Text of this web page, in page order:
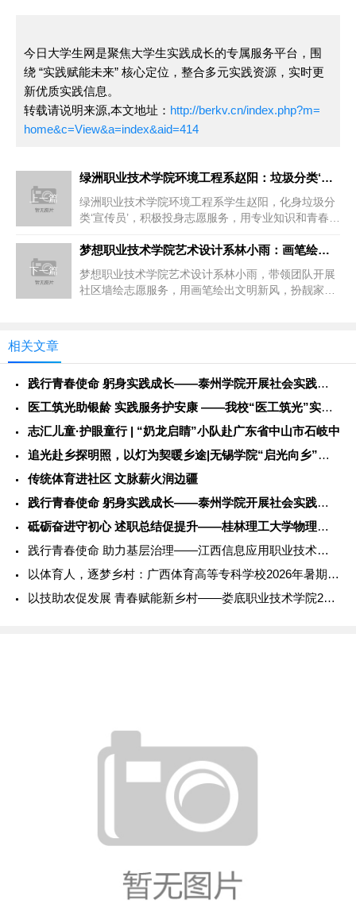
今日大学生网是聚焦大学生实践成长的专属服务平台，围
绕 “实践赋能未来” 核心定位，整合多元实践资源，实时更
新优质实践信息。
转载请说明来源,本文地址： http://berkv.cn/index.php?m=
home&c=View&a=index&aid=414
上一篇
绿洲职业技术学院环境工程系赵阳：垃圾分类‘宣传员’上线，志愿
绿洲职业技术学院环境工程系学生赵阳，化身垃圾分
类‘宣传员’，积极投身志愿服务，用专业知识和青春力
下一篇
梦想职业技术学院艺术设计系林小雨：画笔绘出文明新风，社区墙绘
梦想职业技术学院艺术设计系林小雨，带领团队开展
社区墙绘志愿服务，用画笔绘出文明新风，扮靓家园
相关文章
践行青春使命 躬身实践成长——泰州学院开展社会实践服务活动
医工筑光助银龄 实践服务护安康 ——我校“医工筑光”实践团开
志汇儿童·护眼童行 | “奶龙启睛”小队赴广东省中山市石岐中
追光赴乡探明照，以灯为契暖乡途|无锡学院“启光向乡”社会实践
传统体育进社区 文脉薪火润边疆
践行青春使命 躬身实践成长——泰州学院开展社会实践服务活动
砥砺奋进守初心 述职总结促提升——桂林理工大学物理与电子信息
践行青春使命 助力基层治理——江西信息应用职业技术学院202
以体育人，逐梦乡村：广西体育高等专科学校2026年暑期社会实
以技助农促发展 青春赋能新乡村——娄底职业技术学院2026年